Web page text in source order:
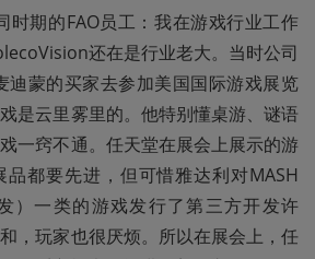
时期的FAO员工：我在游戏行业工作
还在是行业老大。当时公司
迪蒙的买家去参加美国国际游戏展览
是云里雾里的。他特别懂桌游、谜语
一窍不通。任天堂在展会上展示的游
都要先进，但可惜雅达利对MASH
）一类的游戏发行了第三方开发许
，玩家也很厌烦。所以在展会上，任